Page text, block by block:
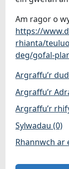
Am ragor o
https://
rhianta/
deg/gofal-
Argraffu’r
Argraffu’r
Argraffu’r
Sylwadau (0)
Rhannwch ar